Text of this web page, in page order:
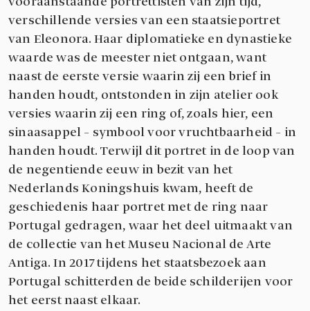
verschillende versies van een staatsieportret
van Eleonora. Haar diplomatieke en dynastieke
waarde was de meester niet ontgaan, want
naast de eerste versie waarin zij een brief in
handen houdt, ontstonden in zijn atelier ook
versies waarin zij een ring of, zoals hier, een
sinaasappel – symbool voor vruchtbaarheid – in
handen houdt. Terwijl dit portret in de loop van
de negentiende eeuw in bezit van het
Nederlands Koningshuis kwam, heeft de
geschiedenis haar portret met de ring naar
Portugal gedragen, waar het deel uitmaakt van
de collectie van het Museu Nacional de Arte
Antiga. In 2017 tijdens het staatsbezoek aan
Portugal schitterden de beide schilderijen voor
het eerst naast elkaar.